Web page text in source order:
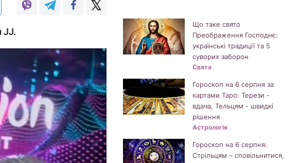
JJ.
Що таке свято
Преображення Господнє:
українські традиції та 5
суворих заборон
Свята
Гороскоп на 6 серпня за
картами Таро: Терези -
вдача, Тельцям - швидкі
рішення
Астрологія
Гороскоп на 6 серпня:
Стрільцям – сповільнитися,